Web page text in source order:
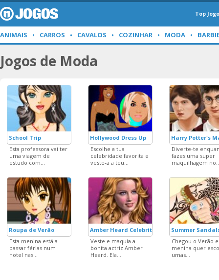
Top
ANIMAIS CARROS CAVALOS COZINHAR MODA
Jogos de Moda
School Trip
Esta professora vai ter
uma viagem de
estudo com...
Hollywood Dress Up
Escolhe a tua
celebridade favorita e
veste-a a teu...
Harry Potter's
Diverte-te
fazes uma super
maquilhagem
Roupa de Verão
Esta menina está a
passar férias num
hotel nas...
Amber Heard Celebrity Makeover
Veste e maquia a
bonita actriz Amber
Heard. Ela...
Summer
Chegou o Verão
menina quer
umas...